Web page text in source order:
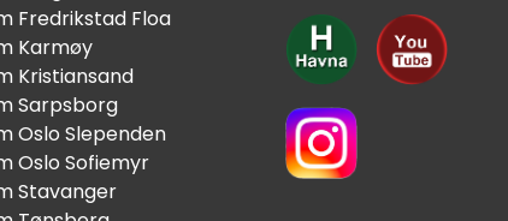
Fredrikstad Floa
Karmøy
Kristiansand
Sarpsborg
Oslo Slependen
Oslo Sofiemyr
Stavanger